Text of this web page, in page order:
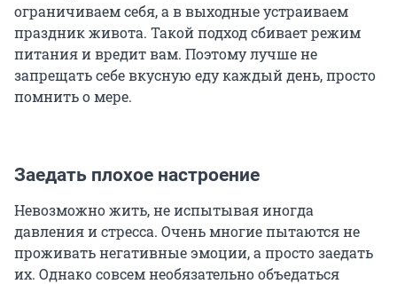
ограничиваем себя, а в выходные устраиваем
праздник живота. Такой подход сбивает режим
питания и вредит вам. Поэтому лучше не
запрещать себе вкусную еду каждый день, просто
помнить о мере.
Заедать плохое настроение
Невозможно жить, не испытывая иногда
давления и стресса. Очень многие пытаются не
проживать негативные эмоции, а просто заедать
их. Однако совсем необязательно объедаться